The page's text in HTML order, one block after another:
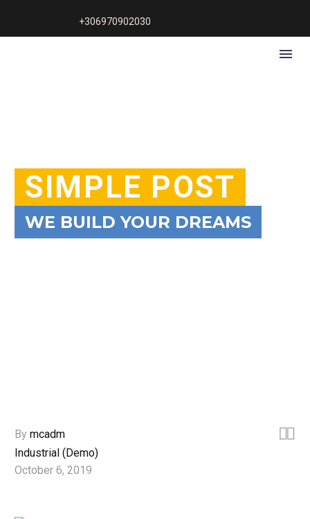
+306970902030
SIMPLE POST
WE BUILD YOUR DREAMS

By mcadm
Industrial (Demo)
October 6, 2019